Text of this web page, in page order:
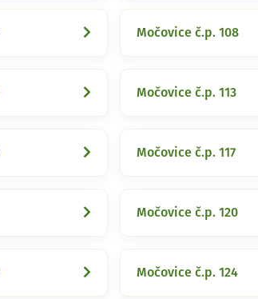
Močovice č.p. 108
Močovice č.p. 113
Močovice č.p. 117
Močovice č.p. 120
Močovice č.p. 124